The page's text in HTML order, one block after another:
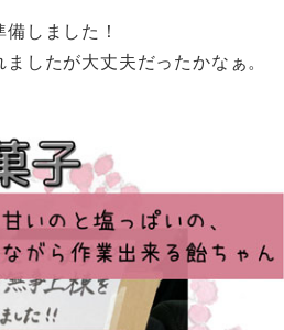
しました！
したが大丈夫だったかなぁ。